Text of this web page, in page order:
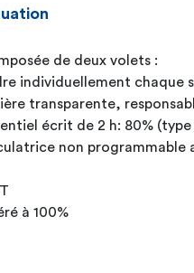
de deux volets :
individuellement chaque
transparente,
écrit de 2 h: 80%
non programmable
à 100%